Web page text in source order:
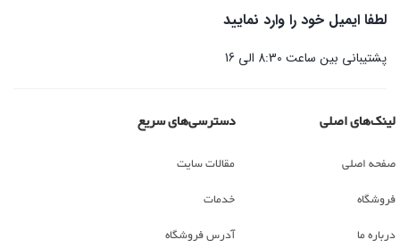
لطفا ایمیل خود را وارد نمایید
پشتیبانی بین ساعت 8:30 الی 16
لینک‌های اصلی
صفحه اصلی
فروشگاه
درباره ما
دسترسی‌های سریع
مقالات سایت
خدمات
آدرس فروشگاه